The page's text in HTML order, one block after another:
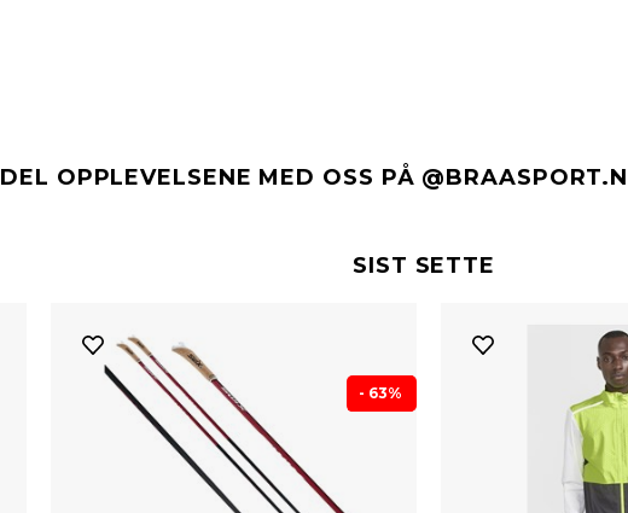
DEL OPPLEVELSENE MED OSS PÅ
SIST SETTE
- 63%